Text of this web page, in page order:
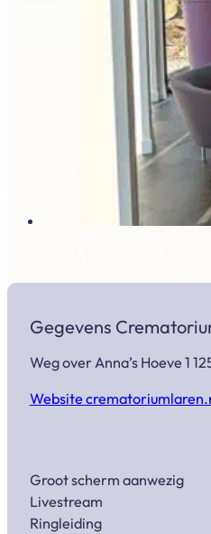
Gegevens
Weg over Anna’s Hoeve 1
Website
Groot scherm aanwezig
Livestream
Ringleiding